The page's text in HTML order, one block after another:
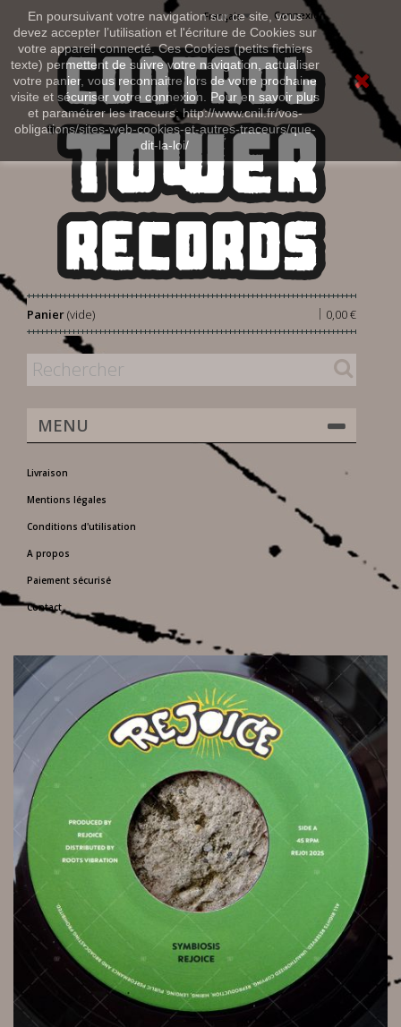
En poursuivant votre navigation sur ce site, vous
devez accepter l’utilisation et l'écriture de Cookies sur
votre appareil connecté. Ces Cookies (petits fichiers
texte) permettent de suivre votre navigation, actualiser
votre panier, vous reconnaitre lors de votre prochaine
visite et sécuriser votre connexion. Pour en savoir plus
et paramétrer les traceurs: http://www.cnil.fr/vos-
obligations/sites-web-cookies-et-autres-traceurs/que-
dit-la-loi/
Connexion
Français
Panier 0,00 €
|
(vide)
MENU
Livraison
Mentions légales
Conditions d'utilisation
A propos
Paiement sécurisé
Contact